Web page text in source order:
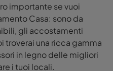
importante se vuoi
Casa: sono da
gli accostamenti
troverai una ricca gamma
in legno delle migliori
i tuoi locali.